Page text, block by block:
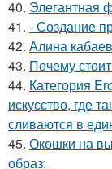
40. Элегантная
41. - Создание
42. Алина
43. Почему
44. Категория
искусство, где
сливаются в
45. Окошки на
образ: